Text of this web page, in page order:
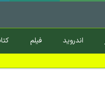
اندروید فیلم